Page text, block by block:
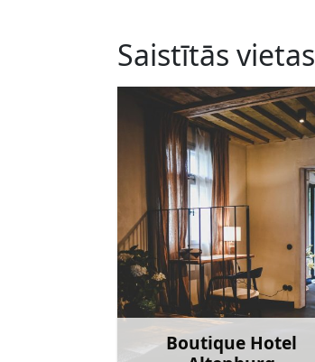
Saistītās vietas
Boutique Hotel